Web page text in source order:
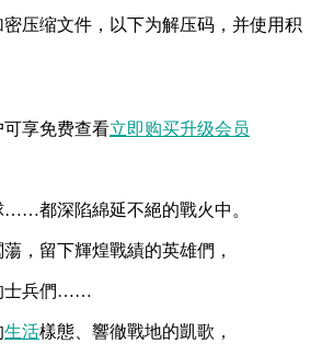
压缩文件，以下为解压码，并使用积
可享免费查看立即购买升级会员
……都深陷綿延不絕的戰火中。
，留下輝煌戰績的英雄們，
士兵們……
生活樣態、響徹戰地的凱歌，